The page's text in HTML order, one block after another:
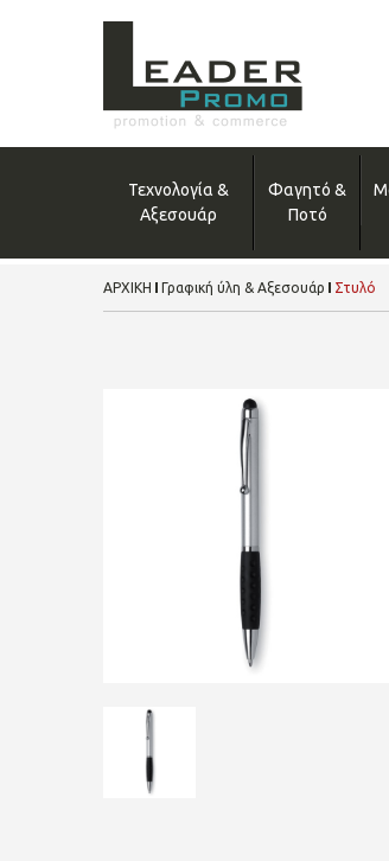
Τεχνολογία &
Αξεσουάρ
Φαγητό &
Ποτό
ΑΡΧΙΚΗ Γραφική ύλη & Αξεσουάρ Στυλό